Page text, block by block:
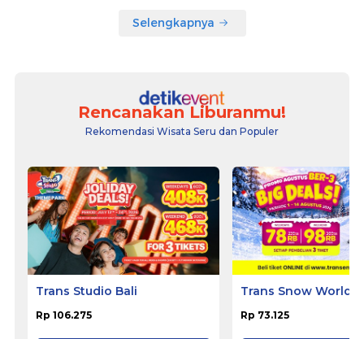
Selengkapnya
Rencanakan Liburanmu!
Rekomendasi Wisata Seru dan Populer
Trans Studio Bali
Rp 106.275
Trans Snow World
Rp 73.125